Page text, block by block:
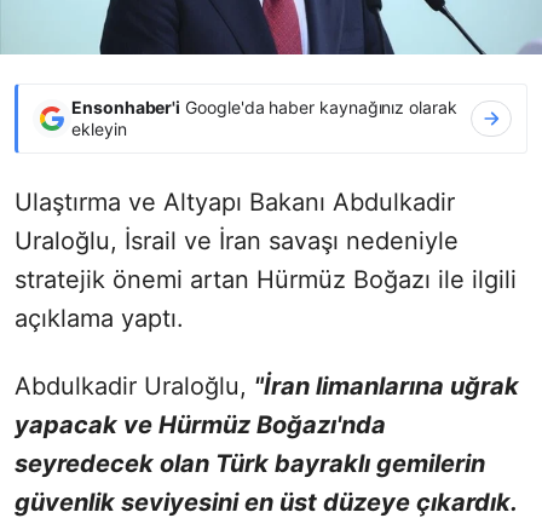
Ensonhaber'i Google'da haber kaynağınız olarak
ekleyin
Ulaştırma ve Altyapı Bakanı Abdulkadir
Uraloğlu, İsrail ve İran savaşı nedeniyle
stratejik önemi artan Hürmüz Boğazı ile ilgili
açıklama yaptı.
Abdulkadir Uraloğlu, "İran limanlarına uğrak
yapacak ve Hürmüz Boğazı'nda
seyredecek olan Türk bayraklı gemilerin
güvenlik seviyesini en üst düzeye çıkardık.